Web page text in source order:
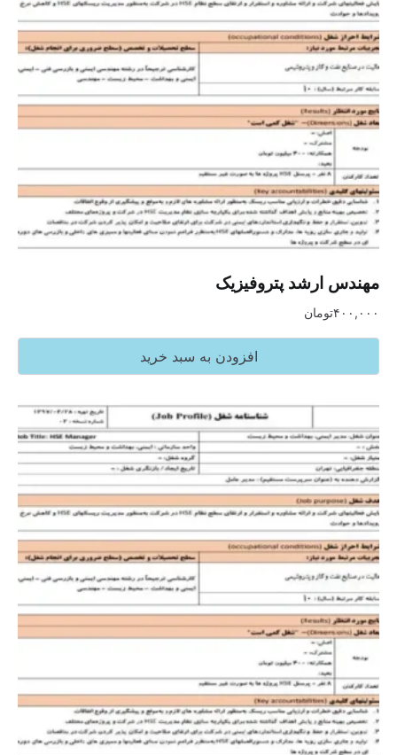
مهندس ارشد پتروفیزیک
۴۰۰,۰۰۰تومان
افزودن به سبد خرید